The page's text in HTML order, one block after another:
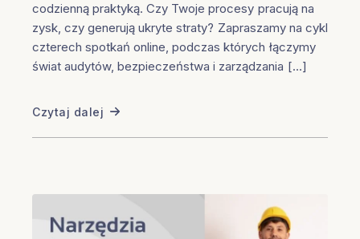
codzienną praktyką. Czy Twoje procesy pracują na
zysk, czy generują ukryte straty? Zapraszamy na cykl
czterech spotkań online, podczas których łączymy
świat audytów, bezpieczeństwa i zarządzania […]
Czytaj dalej